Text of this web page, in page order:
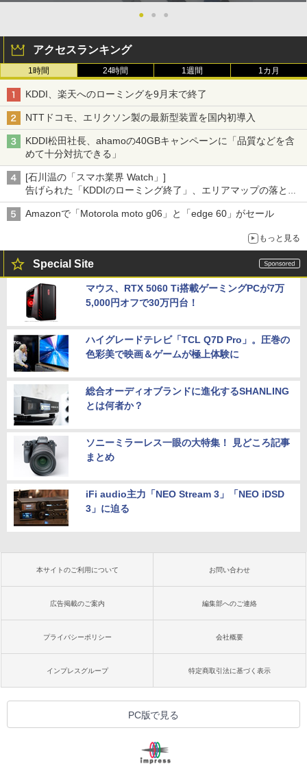
● ● ●
アクセスランキング
1時間 24時間 1週間 1カ月
KDDI、楽天へのローミングを9月末で終了
NTTドコモ、エリクソン製の最新型装置を国内初導入
KDDI松田社長、ahamoの40GBキャンペーンに「品質などを含
めて十分対抗できる」
[石川温の「スマホ業界 Watch」]
告げられた「KDDIのローミング終了」、エリアマップの落とし
穴と楽天モバイルの課題
Amazonで「Motorola moto g06」と「edge 60」がセール
もっと見る
Special Site
マウス、RTX 5060 Ti搭載ゲーミングPCが7万
5,000円オフで30万円台！
ハイグレードテレビ「TCL Q7D Pro」。圧巻の
色彩美で映画＆ゲームが極上体験に
総合オーディオブランドに進化するSHANLING
とは何者か？
ソニーミラーレス一眼の大特集！ 見どころ記事
まとめ
iFi audio主力「NEO Stream 3」「NEO iDSD
3」に迫る
本サイトのご利用について お問い合わせ
広告掲載のご案内 編集部へのご連絡
プライバシーポリシー 会社概要
インプレスグループ 特定商取引法に基づく表示
PC版で見る